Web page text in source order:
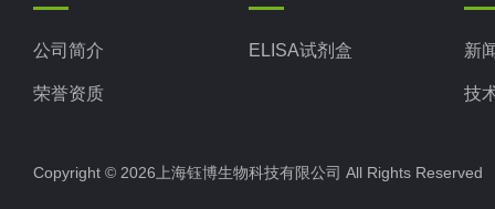
公司简介
荣誉资质
ELISA试剂盒 新
技
Copyright © 2026上海钰博生物科技有限公司 All Rights